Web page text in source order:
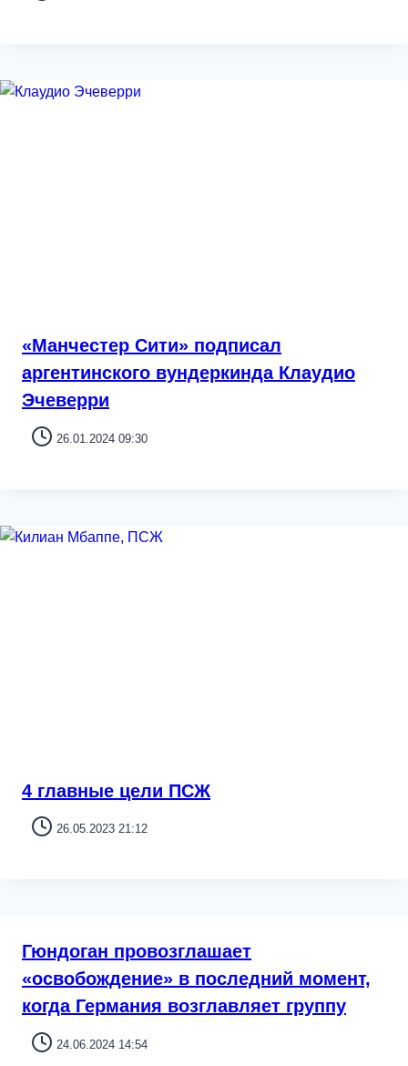
«Манчестер Сити» подписал
аргентинского вундеркинда Клаудио
Эчеверри
26.01.2024 09:30
4 главные цели ПСЖ
26.05.2023 21:12
Гюндоган провозглашает
«освобождение» в последний момент,
когда Германия возглавляет группу
24.06.2024 14:54